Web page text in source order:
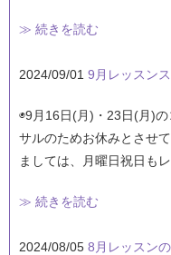
≫ 続きを読む
2024/09/01 9月レッスン
◉9月16日(月)・23日(月)
サルのためお休みとさせ
ましては、月曜日祝日も
≫ 続きを読む
2024/08/05 8月レッスン